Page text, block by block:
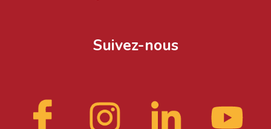
Suivez-nous